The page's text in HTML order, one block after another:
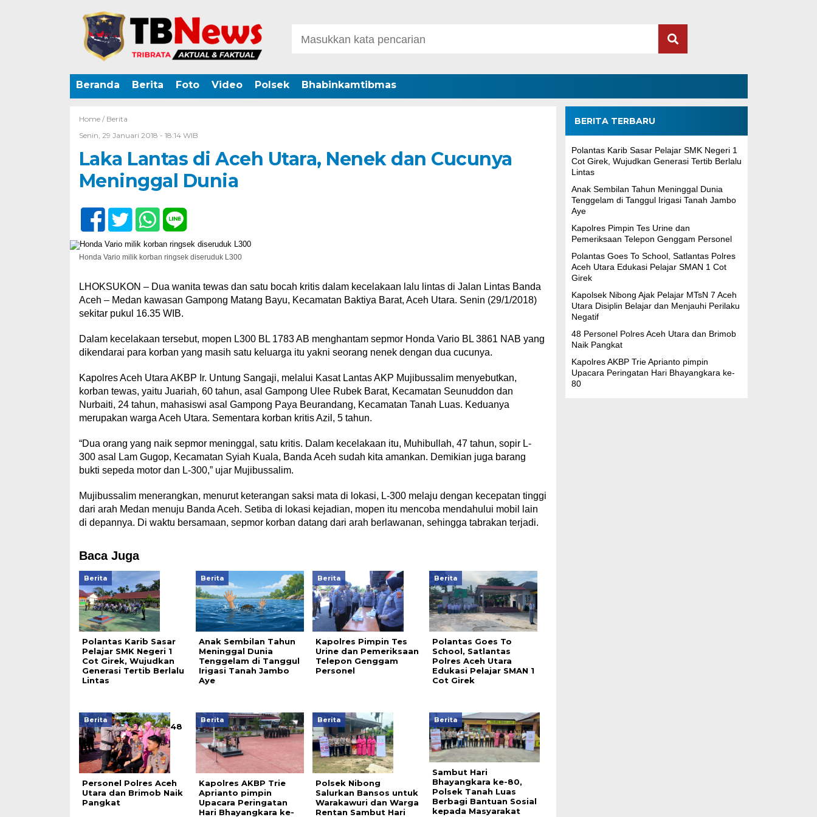
Beranda Berita Foto Video Polsek Bhabinkamtibmas
Home / Berita
Senin, 29 Januari 2018 - 18:14 WIB
Laka Lantas di Aceh Utara, Nenek dan Cucunya
Meninggal Dunia
Honda Vario milik korban ringsek diseruduk L300
LHOKSUKON – Dua wanita tewas dan satu bocah kritis dalam kecelakaan lalu lintas di Jalan Lintas Banda
Aceh – Medan kawasan Gampong Matang Bayu, Kecamatan Baktiya Barat, Aceh Utara. Senin (29/1/2018)
sekitar pukul 16.35 WIB.
Dalam kecelakaan tersebut, mopen L300 BL 1783 AB menghantam sepmor Honda Vario BL 3861 NAB yang
dikendarai para korban yang masih satu keluarga itu yakni seorang nenek dengan dua cucunya.
Kapolres Aceh Utara AKBP Ir. Untung Sangaji, melalui Kasat Lantas AKP Mujibussalim menyebutkan,
korban tewas, yaitu Juariah, 60 tahun, asal Gampong Ulee Rubek Barat, Kecamatan Seunuddon dan
Nurbaiti, 24 tahun, mahasiswi asal Gampong Paya Beurandang, Kecamatan Tanah Luas. Keduanya
merupakan warga Aceh Utara. Sementara korban kritis Azil, 5 tahun.
“Dua orang yang naik sepmor meninggal, satu kritis. Dalam kecelakaan itu, Muhibullah, 47 tahun, sopir L-
300 asal Lam Gugop, Kecamatan Syiah Kuala, Banda Aceh sudah kita amankan. Demikian juga barang
bukti sepeda motor dan L-300,” ujar Mujibussalim.
Mujibussalim menerangkan, menurut keterangan saksi mata di lokasi, L-300 melaju dengan kecepatan tinggi
dari arah Medan menuju Banda Aceh. Setiba di lokasi kejadian, mopen itu mencoba mendahului mobil lain
di depannya. Di waktu bersamaan, sepmor korban datang dari arah berlawanan, sehingga tabrakan terjadi.
Baca Juga
Berita
Polantas Karib Sasar
Pelajar SMK Negeri 1
Cot Girek, Wujudkan
Generasi Tertib Berlalu
Lintas
Berita
Anak Sembilan Tahun
Meninggal Dunia
Tenggelam di Tanggul
Irigasi Tanah Jambo
Aye
Berita
Kapolres Pimpin Tes
Urine dan Pemeriksaan
Telepon Genggam
Personel
Berita
Polantas Goes To
School, Satlantas
Polres Aceh Utara
Edukasi Pelajar SMAN 1
Cot Girek
Berita
48
Personel Polres Aceh
Utara dan Brimob Naik
Pangkat
Berita
Kapolres AKBP Trie
Aprianto pimpin
Upacara Peringatan
Hari Bhayangkara ke-
Berita
Polsek Nibong
Salurkan Bansos untuk
Warakawuri dan Warga
Rentan Sambut Hari
Berita
Sambut Hari
Bhayangkara ke-80,
Polsek Tanah Luas
Berbagi Bantuan Sosial
kepada Masyarakat
BERITA TERBARU
Polantas Karib Sasar Pelajar SMK Negeri 1
Cot Girek, Wujudkan Generasi Tertib Berlalu
Lintas
Anak Sembilan Tahun Meninggal Dunia
Tenggelam di Tanggul Irigasi Tanah Jambo
Aye
Kapolres Pimpin Tes Urine dan
Pemeriksaan Telepon Genggam Personel
Polantas Goes To School, Satlantas Polres
Aceh Utara Edukasi Pelajar SMAN 1 Cot
Girek
Kapolsek Nibong Ajak Pelajar MTsN 7 Aceh
Utara Disiplin Belajar dan Menjauhi Perilaku
Negatif
48 Personel Polres Aceh Utara dan Brimob
Naik Pangkat
Kapolres AKBP Trie Aprianto pimpin
Upacara Peringatan Hari Bhayangkara ke-
80